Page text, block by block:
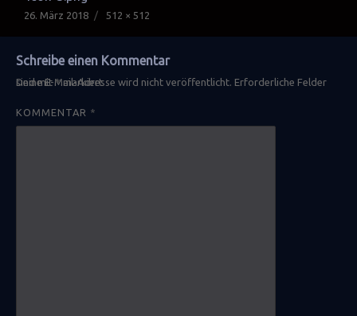
Veröffentlicht
26. März 2018 Originalgröße
512 × 512
Schreibe einen Kommentar
Deine E-Mail-Adresse wird nicht veröffentlicht.
Erforderliche Felder sind mit*markiert
KOMMENTAR *